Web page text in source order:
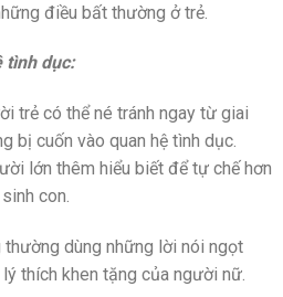
điều bất thường ở trẻ.
tình dục:
trẻ có thể né tránh ngay từ giai
bị cuốn vào quan hệ tình dục.
lớn thêm hiểu biết để tự chế hơn
con.
dùng những lời nói ngọt
thích khen tặng của người nữ.